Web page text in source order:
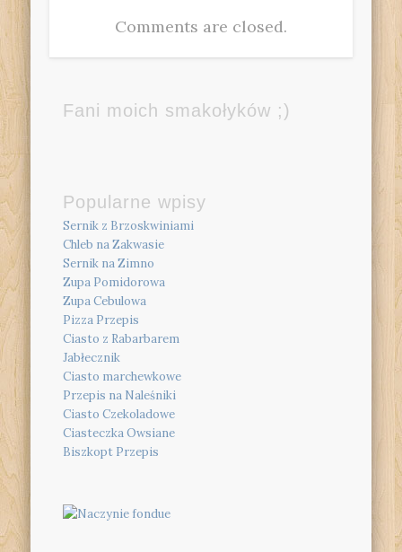
Comments are closed.
Fani moich smakołyków ;)
Popularne wpisy
Sernik z Brzoskwiniami
Chleb na Zakwasie
Sernik na Zimno
Zupa Pomidorowa
Zupa Cebulowa
Pizza Przepis
Ciasto z Rabarbarem
Jabłecznik
Ciasto marchewkowe
Przepis na Naleśniki
Ciasto Czekoladowe
Ciasteczka Owsiane
Biszkopt Przepis